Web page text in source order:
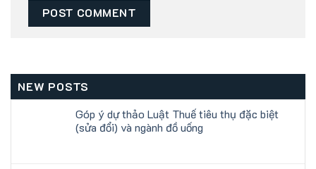
NEW POSTS
Góp ý dự thảo Luật Thuế tiêu thụ đặc biệt
(sửa đổi) và ngành đồ uống